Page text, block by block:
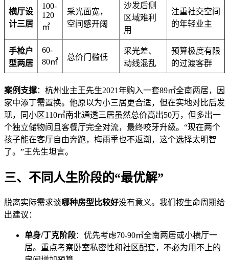
横厅设
计三居
100-
120
㎡
采光面宽，
空间感开阔
沙发后侧
区域难利
用
注重社交空间
的年轻业主
手枪户
型两居
60-
80㎡
总价门槛低
采光差、
动线混乱
预算极度有限
的过渡客群
案例支撑：杭州业主王先生2021年购入一套89㎡全南两居，因
家中添丁需置换。他原以为小三居更合适，但在实地对比后发
现，同小区110㎡南北通透三居虽然总价高出50万，但多出一
个独立储物间且客餐厅完全对流，最终咬牙升级。“现在两个
孩子能在客厅自由奔跑，梅雨季也不返潮，这个选择太明智
了。”王先生坦言。
三、不同人生阶段的“最优解”
脱离实际需求谈哪种房型比较好没有意义。我们按生命周期给
出建议：
单身/丁克阶段：优先考虑70-90㎡全南两居或小横厅一
居。重点考察卧室私密性和社区配套，不必为用不上的